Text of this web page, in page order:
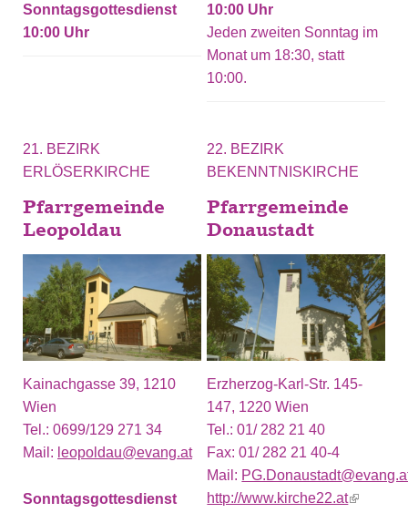
Sonntagsgottesdienst
10:00
10:00
Jeden zweiten Sonntag im
Monat um 18:30, statt
10:00.
21. BEZIRK
ERLÖSERKIRCHE
Pfarrgemeinde
Leopoldau
Kainachgasse 39, 1210
Wien
Tel.: 0699/129 271 34
Mail: leopoldau@evang.at
Sonntagsgottesdienst
22. BEZIRK
BEKENNTNISKIRCHE
Pfarrgemeinde
Donaustadt
Erzherzog-Karl-Str. 145-
147, 1220 Wien
Tel.:01/ 282 21 40
Fax:01/ 282 21 40-4
Mail:
http://www.kirche22.at(link is